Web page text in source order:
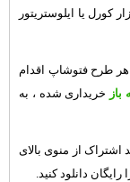
کورل یا ایلوستریتور
هر طرح فتوشاپ اقدام
باز خریداری شده ، به
از منوی بالای
رایگان دانلود کنید.